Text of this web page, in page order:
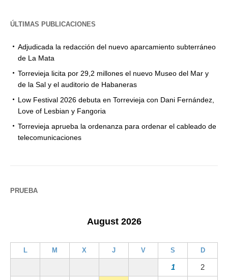
ÚLTIMAS PUBLICACIONES
Adjudicada la redacción del nuevo aparcamiento subterráneo
de La Mata
Torrevieja licita por 29,2 millones el nuevo Museo del Mar y
de la Sal y el auditorio de Habaneras
Low Festival 2026 debuta en Torrevieja con Dani Fernández,
Love of Lesbian y Fangoria
Torrevieja aprueba la ordenanza para ordenar el cableado de
telecomunicaciones
PRUEBA
August 2026
L M X J V S D
1 2